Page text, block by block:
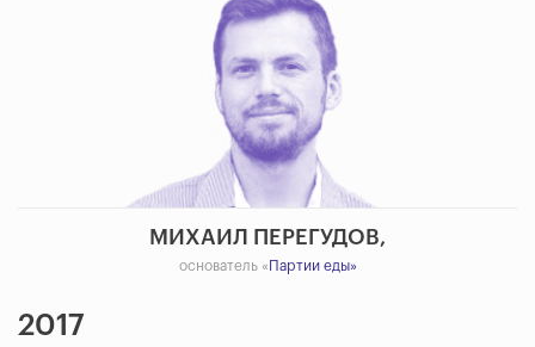
МИХАИЛ ПЕРЕГУДОВ,
основатель « Партии еды»
2017